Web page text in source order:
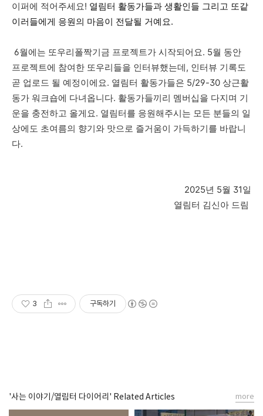
이퍼에 적어주세요! 열림터 활동가들과 생활인들 그리고 또같
이러들에게 응원의 마음이 전달될 거예요.
6월에는 또우리폴짝기금 프로젝트가 시작되어요. 5월 동안
프로젝트에 참여한 또우리들을 인터뷰했는데, 인터뷰 기록도
곧 업로드 될 예정이에요. 열림터 활동가들은 5/29-30 상근활
동가 워크숍에 다녀옵니다. 활동가들끼리 멤버십을 다지며 기
운을 충전하고 올게요. 열림터를 응원해주시는 모든 분들의 일
상에도 초여름의 향기와 맛으로 즐거움이 가득하기를 바랍니
다.
2025년 5월 31일
열림터 김신아 드림
3 구독하기
'사는 이야기/열림터 다이어리' Related Articles more